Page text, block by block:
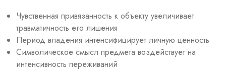
Чувственная привязанность к объекту увеличивает
травматичность его лишения
Период владения интенсифицирует личную ценность
Символическое смысл предмета воздействует на
интенсивность переживаний